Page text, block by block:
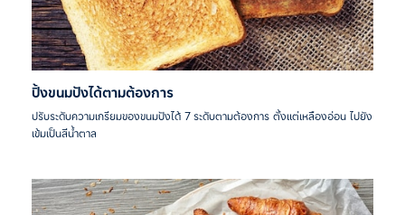
ปิ้งขนมปังได้ตามต้องการ
ปรับระดับความเกรียมของขนมปังได้ 7 ระดับตามต้องการ ตั้งแต่เหลืองอ่อน ไปยัง
เข้มเป็นสีน้ำตาล